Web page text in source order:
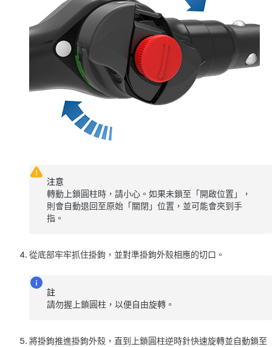
注意
轉動上鎖圓柱時，請小心。如果未鎖至「開啟位置」，
則會自動退回至原始「關閉」位置，並可能會夾到手
指。
從底部牢牢抓住掛鉤，並對準掛鉤外殼相應的切口。
註
請勿握上鎖圓柱，以便自由旋轉。
將掛鉤推進掛鉤外殼，直到上鎖圓柱逆時針快速旋轉並自動鎖至